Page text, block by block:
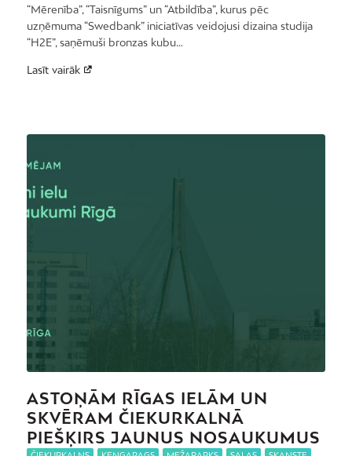
“Mērenība”, “Taisnīgums” un “Atbildība”, kurus pēc
uzņēmuma “Swedbank” iniciatīvas veidojusi dizaina studija
“H2E”, saņēmuši bronzas kubu…
Lasīt vairāk
ASTOŅĀM RĪGAS IELĀM UN
SKVĒRAM ČIEKURKALNĀ
PIEŠĶIRS JAUNUS NOSAUKUMUS